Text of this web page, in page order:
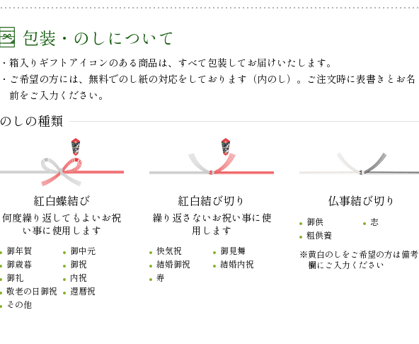
包装・のしについて
箱入りギフトアイコンのある商品は、すべて包装してお届けいたします。
ご希望の方には、無料でのし紙の対応をしております（内のし）。ご注文時に表書きとお名
前をご入力ください。
のしの種類
紅白蝶結び
何度繰り返してもよいお祝
い事に使用します
御年賀
御中元
御歳暮
御祝
御礼
内祝
敬老の日御祝
還暦祝
その他
紅白結び切り
繰り返さないお祝い事に使
用します
快気祝
御見舞
結婚御祝
結婚内祝
寿
仏事結び切り
御供
志
粗供養
※黄白のしをご希望の方は備考
欄にご入力ください